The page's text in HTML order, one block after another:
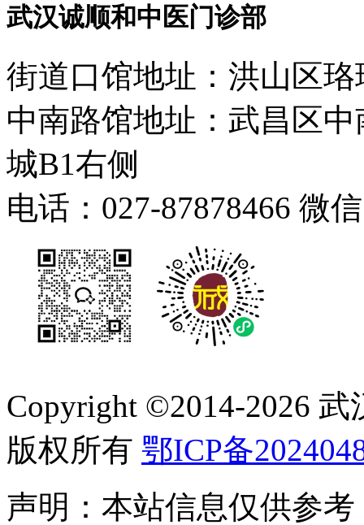
武汉诚顺和中医门诊部
街道口馆地址：洪山区珞
中南路馆地址：武昌区
城B1右侧
电话：027-87878466 微
Copyright ©2014-2026
版权所有 鄂ICP备
声明：本站信息仅供参